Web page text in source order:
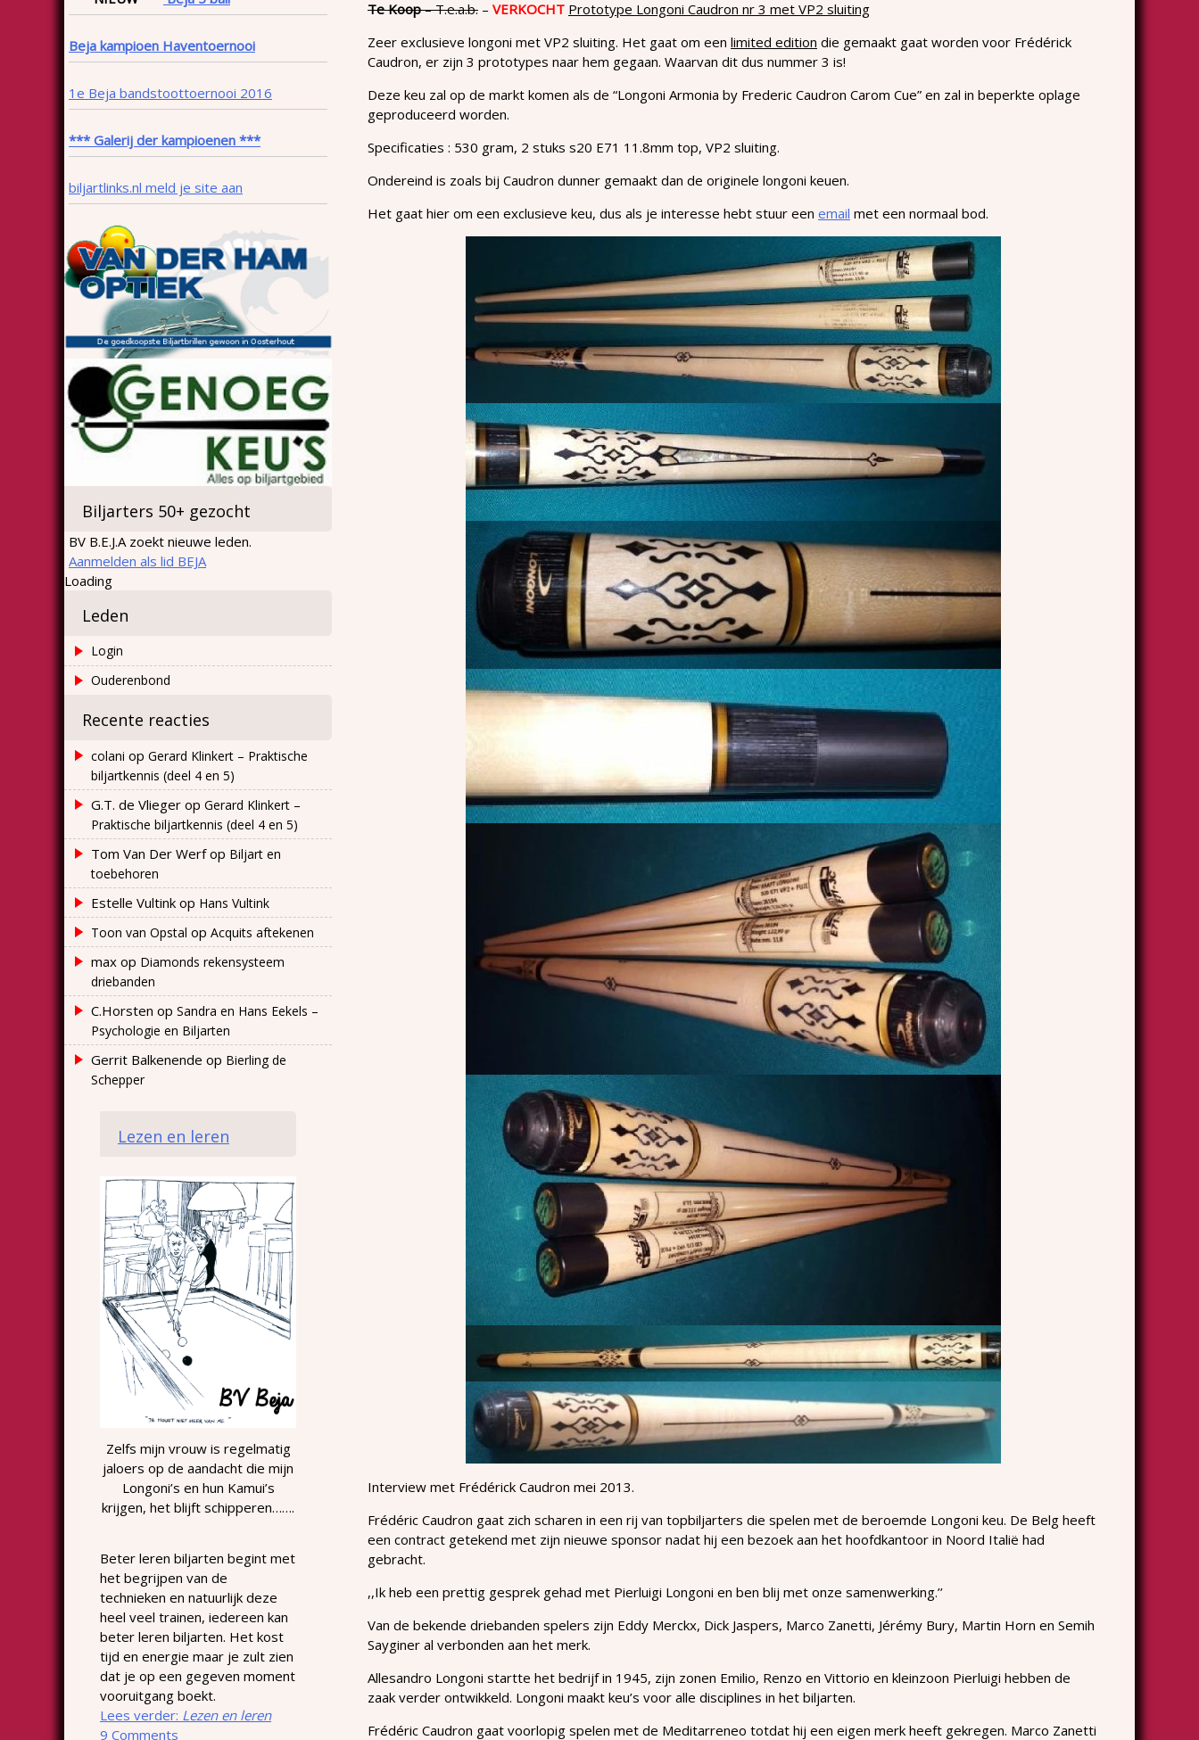
Te Koop– T.e.a.b. – VERKOCHT Prototype Longoni Caudron nr 3 met VP2 sluiting
Zeer exclusieve longoni met VP2 sluiting. Het gaat om een limited edition die gemaakt gaat worden voor Frédérick
Caudron, er zijn 3 prototypes naar hem gegaan. Waarvan dit dus nummer 3 is!
Deze keu zal op de markt komen als de “Longoni Armonia by Frederic Caudron Carom Cue” en zal in beperkte oplage
geproduceerd worden.
Specificaties : 530 gram, 2 stuks s20 E71 11.8mm top, VP2 sluiting.
Ondereind is zoals bij Caudron dunner gemaakt dan de originele longoni keuen.
Het gaat hier om een exclusieve keu, dus als je interesse hebt stuur een email met een normaal bod.
Interview met Frédérick Caudron mei 2013.
Frédéric Caudron gaat zich scharen in een rij van topbiljarters die spelen met de beroemde Longoni keu. De Belg heeft
een contract getekend met zijn nieuwe sponsor nadat hij een bezoek aan het hoofdkantoor in Noord Italië had
gebracht.
,,Ik heb een prettig gesprek gehad met Pierluigi Longoni en ben blij met onze samenwerking.’’
Van de bekende driebanden spelers zijn Eddy Merckx, Dick Jaspers, Marco Zanetti, Jérémy Bury, Martin Horn en Semih
Sayginer al verbonden aan het merk.
Allesandro Longoni startte het bedrijf in 1945, zijn zonen Emilio, Renzo en Vittorio en kleinzoon Pierluigi hebben de
zaak verder ontwikkeld. Longoni maakt keu’s voor alle disciplines in het biljarten.
Frédéric Caudron gaat voorlopig spelen met de Meditarreneo totdat hij een eigen merk heeft gekregen. Marco Zanetti
Beja kampioen Haventoernooi
1e Beja bandstoottoernooi 2016
*** Galerij der kampioenen ***
biljartlinks.nl meld je site aan
Biljarters 50+ gezocht
BV B.E.J.A zoekt nieuwe leden.
Aanmelden als lid BEJA
Loading
Leden
Login
Ouderenbond
Recente reacties
colani op Gerard Klinkert – Praktische
biljartkennis (deel 4 en 5)
G.T. de Vlieger op Gerard Klinkert –
Praktische biljartkennis (deel 4 en 5)
Tom Van Der Werfop Biljart en
toebehoren
Estelle Vultink op Hans Vultink
Toon van Opstal op Acquits aftekenen
max op Diamonds rekensysteem
driebanden
C.Horsten op Sandra en Hans Eekels –
Psychologie en Biljarten
Gerrit Balkenende op Bierling de
Schepper
Lezen en leren
Zelfs mijn vrouw is regelmatig
jaloers op de aandacht die mijn
Longoni’s en hun Kamui’s
krijgen, het blijft schipperen…….
Beter leren biljarten begint met
het begrijpen van de
technieken en natuurlijk deze
heel veel trainen, iedereen kan
beter leren biljarten. Het kost
tijd en energie maar je zult zien
dat je op een gegeven moment
vooruitgang boekt.
Lees verder: Lezen en leren
9 Comments